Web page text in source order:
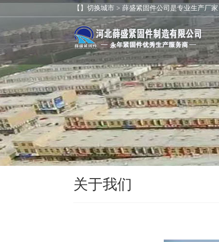
【】切换城市 > 薛盛紧固件公司是专业生产厂
关于我们